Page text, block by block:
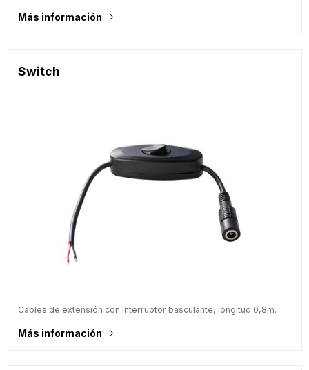
Más información
Switch
Cables de extensión con interruptor basculante, longitud 0,8m.
Más información